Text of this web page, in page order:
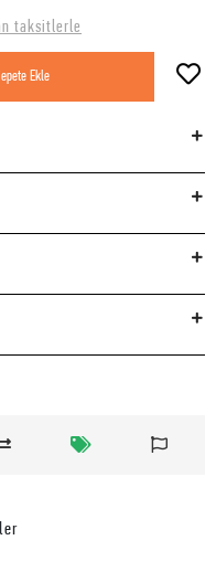
taksitlerle
Ekle